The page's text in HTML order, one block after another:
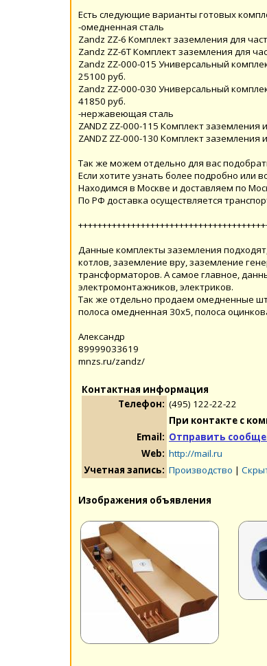
Есть следующие варианты готовых
-омедненная сталь
Zandz ZZ-6 Комплект заземления для
Zandz ZZ-6T Комплект заземления для
Zandz ZZ-000-015 Универсальный
25100 руб.
Zandz ZZ-000-030 Универсальный
41850 руб.
-нержавеющая сталь
ZANDZ ZZ-000-115 Комплект
ZANDZ ZZ-000-130 Комплект
Так же можем отдельно для вас
Если хотите узнать более подробно или
Находимся в Москве и доставляем по
По РФ доставка осуществляется
Данные комплекты заземления
котлов, заземление вру, заземление
трансформаторов. А самое главное,
электромонтажников, электриков.
Так же отдельно продаем омедненные
полоса омедненная 30х5, полоса
Александр
89999033619
mnzs.ru/zandz/
Контактная информация
Телефон: (495) 122-22-22
При контакте с
Email: Отправить
Web: http://mail.ru
Учетная запись: Производство |
Изображения объявления